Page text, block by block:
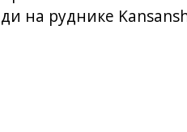
на руднике